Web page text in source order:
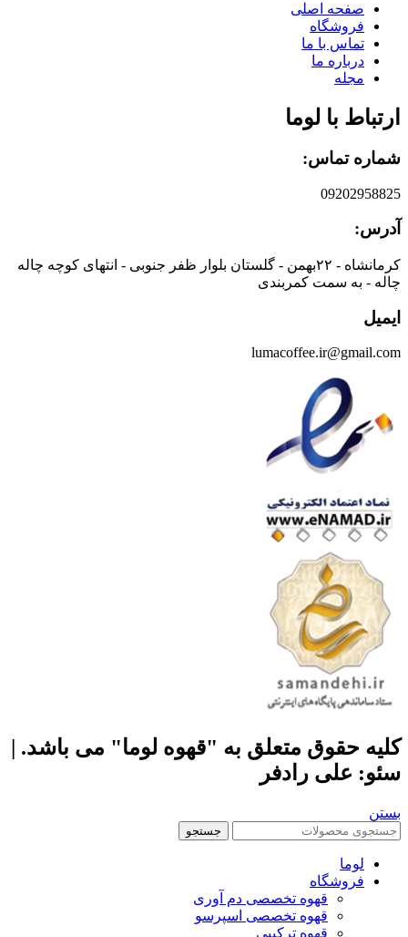
صفحه اصلی
فروشگاه
تماس با ما
درباره ما
مجله
ارتباط با لوما
شماره تماس:
09202958825
آدرس:
کرمانشاه - ۲۲بهمن - گلستان بلوار ظفر جنوبی - انتهای کوچه چاله
چاله - به سمت کمربندی
ایمیل
lumacoffee.ir@gmail.com
کلیه حقوق متعلق به "قهوه لوما" می باشد. |
سئو: علی رادفر
بستن
جستجو
لوما
فروشگاه
قهوه تخصصی دم آوری
قهوه تخصصی اسپرسو
قهوه ترکیبی